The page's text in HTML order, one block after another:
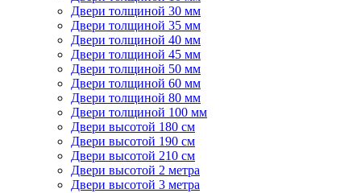
Двери толщиной 30 мм
Двери толщиной 35 мм
Двери толщиной 40 мм
Двери толщиной 45 мм
Двери толщиной 50 мм
Двери толщиной 60 мм
Двери толщиной 80 мм
Двери толщиной 100 мм
Двери высотой 180 см
Двери высотой 190 см
Двери высотой 210 см
Двери высотой 2 метра
Двери высотой 3 метра